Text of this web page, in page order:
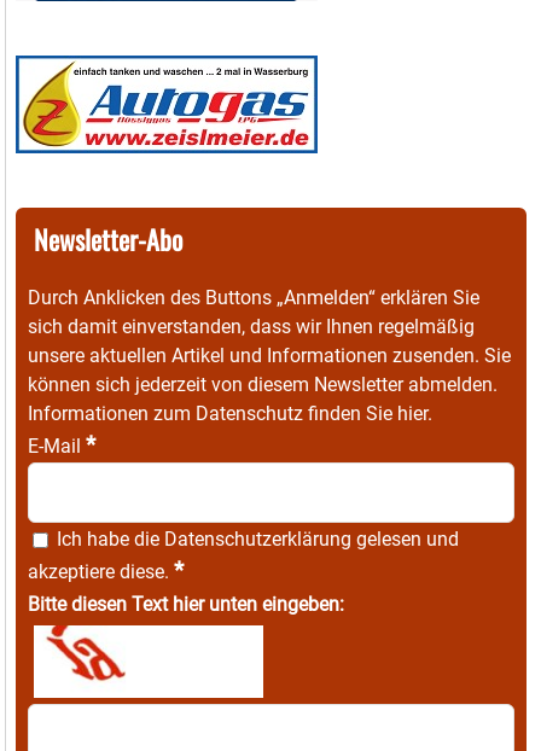
Newsletter-Abo
Durch Anklicken des Buttons „Anmelden“ erklären Sie
sich damit einverstanden, dass wir Ihnen regelmäßig
unsere aktuellen Artikel und Informationen zusenden. Sie
können sich jederzeit von diesem Newsletter abmelden.
Informationen zum Datenschutz finden Sie hier.
E-Mail *
Ich habe die Datenschutzerklärung gelesen und
akzeptiere diese. *
Bitte diesen Text hier unten eingeben: